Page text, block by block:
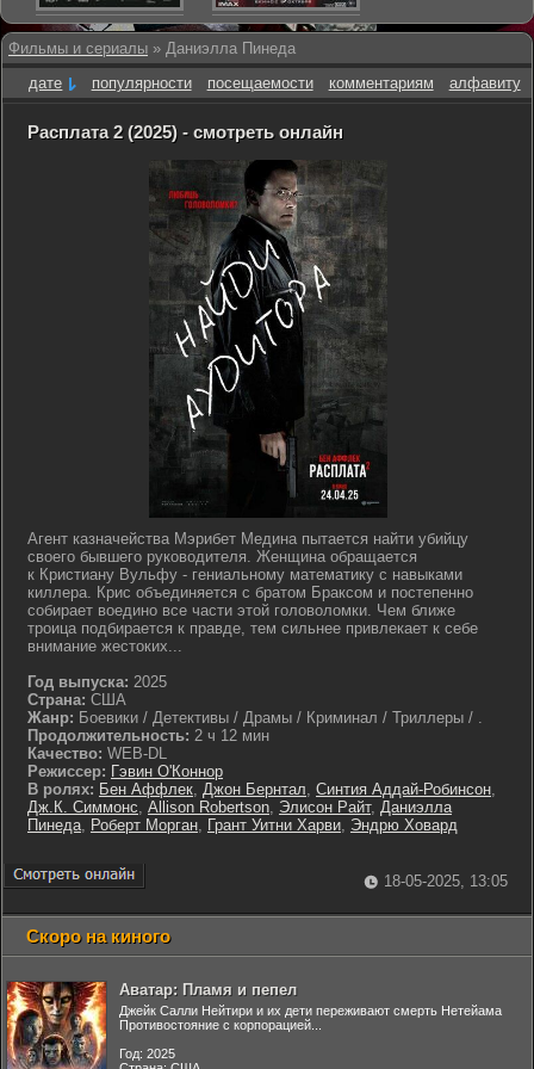
Фильмы и сериалы » Даниэлла Пинеда
дате
популярности посещаемости комментариям алфавиту
Расплата 2 (2025) - смотреть онлайн
Агент казначейства Мэрибет Медина пытается найти убийцу
своего бывшего руководителя. Женщина обращается
к Кристиану Вульфу - гениальному математику с навыками
киллера. Крис объединяется с братом Браксом и постепенно
собирает воедино все части этой головоломки. Чем ближе
троица подбирается к правде, тем сильнее привлекает к себе
внимание жестоких...
Год выпуска: 2025
Страна: США
Жанр: Боевики / Детективы / Драмы / Криминал / Триллеры / .
Продолжительность: 2 ч 12 мин
Качество: WEB-DL
Режиссер: Гэвин О'Коннор
В ролях: Бен Аффлек, Джон Бернтал, Синтия Аддай-Робинсон,
Дж.К. Симмонс, Allison Robertson, Элисон Райт, Даниэлла
Пинеда, Роберт Морган, Грант Уитни Харви, Эндрю Ховард
18-05-2025, 13:05
Скоро на киного
Аватар: Пламя и пепел
Джейк Салли Нейтири и их дети переживают смерть Нетейама
Противостояние с корпорацией...
Год: 2025